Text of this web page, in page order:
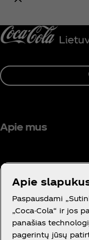
Apie mus
Reikia pagalbos?
Apie
Paspausdami
„Coca-Cola“ ir jos
panašias
pagerintų jūsų